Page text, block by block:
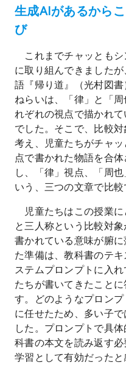
生成AIがあるから
び
これまでチャッともシ
に取り組んできました
語『帰り道』（光村図
ねらいは、「律」と「
れぞれの視点で描かれ
でした。そこで、比較
考え、児童たちがチャ
点で書かれた物語を合
し、「律」視点、「周
いう、三つの文章で比較
児童たちはこの授業
と三人称という比較対
書かれている意味が腑
た準備は、教科書のテ
ステムプロンプトに入
たちが書いてきたこと
す。どのようなプロン
に任せたため、多い子
した。プロンプトで具
科書の本文を読み返す
学習として有効だったと